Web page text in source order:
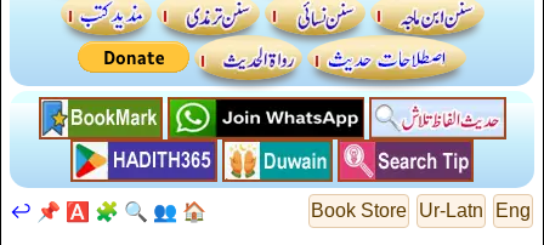
Eng
Ur-Latn
Book Store
🏠
👥
🔍
🧩
🅰️
📌
↩️